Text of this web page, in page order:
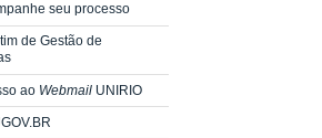
seu processo
de Gestão de
ao Webmail UNIRIO